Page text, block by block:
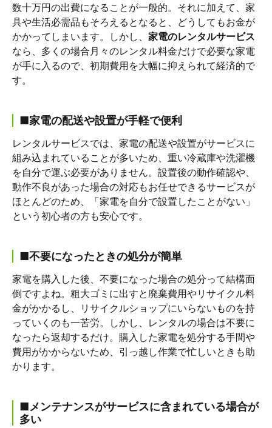
数十万円の出費になることが一般的。それに加えて、家
具や生活必需品もそろえるとなると、どうしてもお金が
かかってしまいます。しかし、 家電のレンタルサービス
なら、多くの場合月々のレンタル料金だけで必要な家電
が手に入るので、初期費用を大幅に抑えられて経済的で
す。
■家電の配送や設置が手軽で便利
レンタルサービスでは、家電の配送や設置がサービスに
組み込まれていることが多いため、重い冷蔵庫や洗濯機
を自分で運ぶ必要がありません。設置後の動作確認や、
動作不良があった場合の対応もお任せできるサービスが
ほとんどのため、「家電を自分で設置したことがない」
という初心者の方も安心です。
■不要になったときの処分が簡単
家電を購入した後、不要になった場合の処分って結構面
倒ですよね。粗大ゴミに出すと廃棄費用やリサイクル料
金がかかるし、リサイクルショップにいらないものを持
っていくのも一苦労。しかし、レンタルの場合は不要に
なったら返却するだけ。購入した家電を処分する手間や
費用がかからないため、引っ越し作業で忙しいときも助
かります。
■メンテナンスがサービスに含まれている場合が
多い